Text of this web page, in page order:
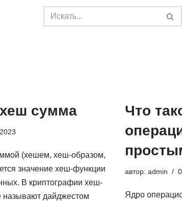
сумма
(хешем, хеш-образом,
значение хеш-функции
В криптографии хеш-
называют дайджестом
Что
автор: admin
Ядро